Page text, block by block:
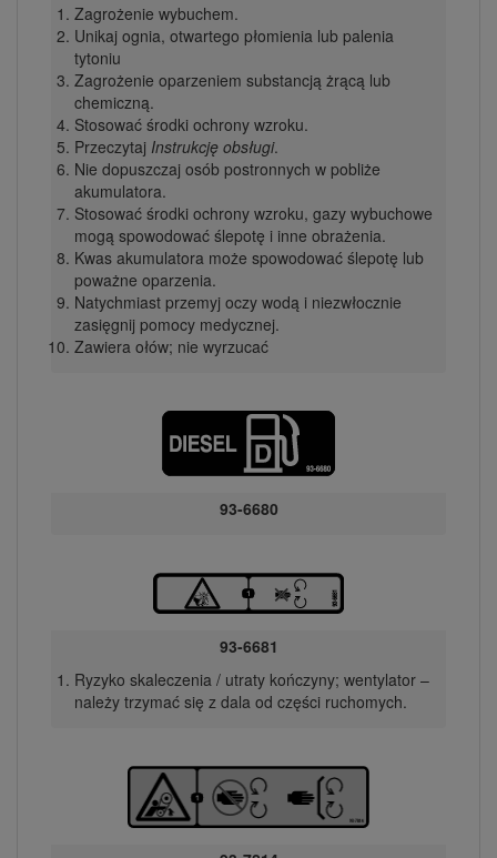
Zagrożenie wybuchem.
Unikaj ognia, otwartego płomienia lub palenia
tytoniu
Zagrożenie oparzeniem substancją żrącą lub
chemiczną.
Stosować środki ochrony wzroku.
Przeczytaj Instrukcję obsługi.
Nie dopuszczaj osób postronnych w pobliże
akumulatora.
Stosować środki ochrony wzroku, gazy wybuchowe
mogą spowodować ślepotę i inne obrażenia.
Kwas akumulatora może spowodować ślepotę lub
poważne oparzenia.
Natychmiast przemyj oczy wodą i niezwłocznie
zasięgnij pomocy medycznej.
Zawiera ołów; nie wyrzucać
93-6680
93-6681
Ryzyko skaleczenia / utraty kończyny; wentylator –
należy trzymać się z dala od części ruchomych.